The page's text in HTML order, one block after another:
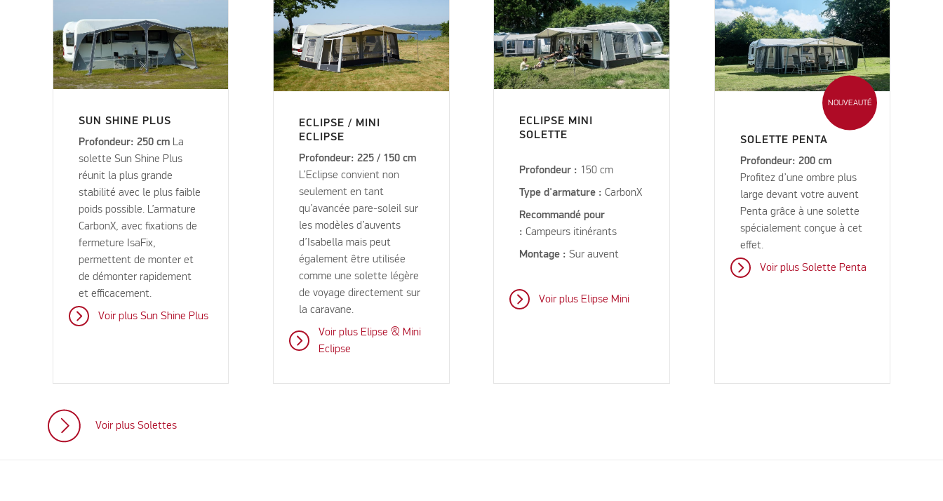
SUN SHINE PLUS
Profondeur: 250 cmLa
solette Sun Shine Plus
réunit la plus grande
stabilité avec le plus faible
poids possible. L’armature
CarbonX, avec fixations de
fermeture IsaFix,
permettent de monter et
de démonter rapidement
et efficacement.
Voir plus Sun Shine Plus
ECLIPSE / MINI
ECLIPSE
Profondeur: 225 / 150 cm
L’Eclipse convient non
seulement en tant
qu’avancée pare-soleil sur
les modèles d’auvents
d’Isabella mais peut
également être utilisée
comme une solette légère
de voyage directement sur
la caravane.
Voir plus Elipse & Mini
Eclipse
ECLIPSE MINI
SOLETTE
Profondeur : 150 cm
Type d'armature :CarbonX
Recommandé pour
:Campeurs itinérants
Montage :Sur auvent
Voir plus Elipse Mini
NOUVEAUTÉ
SOLETTE PENTA
Profondeur: 200 cm
Profitez d’une ombre plus
large devant votre auvent
Penta grâce à une solette
spécialement conçue à cet
effet.
Voir plus Solette Penta
Voir plus Solettes